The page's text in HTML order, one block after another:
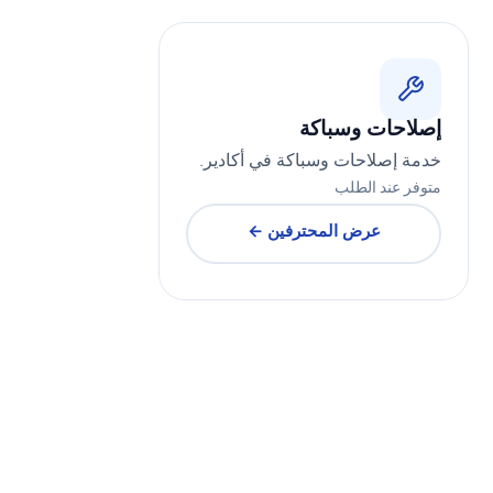
إصلاحات وسباكة
خدمة إصلاحات وسباكة في أكادير.
متوفر عند الطلب
عرض المحترفين ←